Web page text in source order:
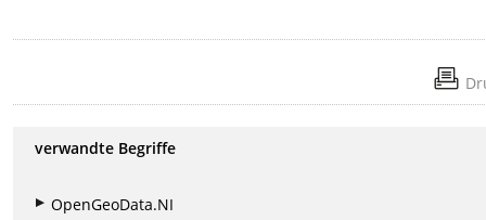
verwandte Begriffe
OpenGeoData.NI